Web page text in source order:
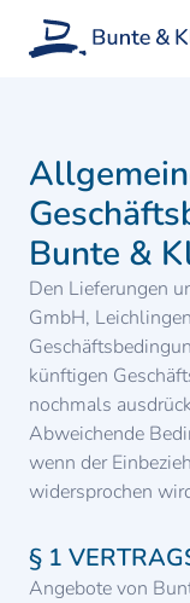
Bunte &
Den Lieferungen
GmbH,
künftigen
nochmals
Abweichende
wenn der
widersprochen
§ 1
Angebote von